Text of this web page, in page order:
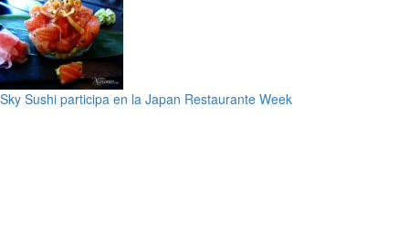
Sky Sushi participa en la Japan Restaurante Week